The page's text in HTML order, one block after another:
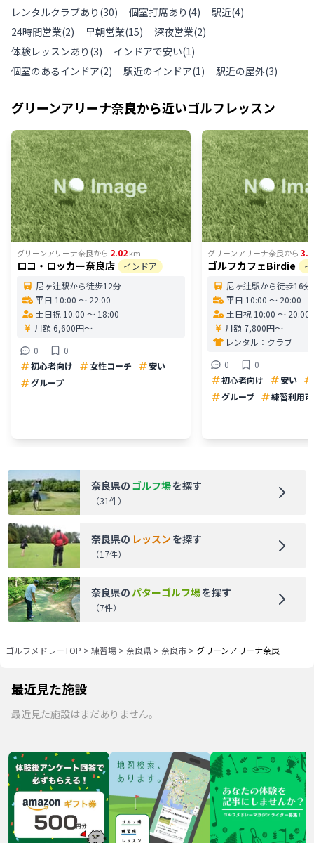
レンタルクラブあり (30) 個室打席あり (4) 駅近(4)
24時間営業(2) 早朝営業(15) 深夜営業(2)
体験レッスンあり (3) インドアで安い(1)
個室のあるインドア(2) 駅近のインドア(1) 駅近の屋外(3)
グリーンアリーナ奈良から近いゴルフレッスン
グリーンアリーナ奈良から 2.02km
ロコ・ロッカー奈良店
インドア
尼ヶ辻駅から徒歩12分
平日 10:00 〜 22:00
土日祝 10:00 〜 18:00
月額 6,600円〜
0
0
初心者向け
女性コーチ
安い
グループ
グリーンアリーナ奈良から
ゴルフカフェBirdie
尼ヶ辻駅から徒歩16分
平日 10:00 〜 20:00
土日祝 10:00 〜 20:00
月額 7,800円〜
レンタル： クラブ
0
0
初心者向け
安い
グループ
練習利用可
奈良県の ゴルフ場を探す
（31件）
奈良県の レッスンを探す
（17件）
奈良県の パターゴルフ場を探す
（7件）
ゴルフメドレーTOP > 練習場 > 奈良県 > 奈良市 > グリーンアリーナ奈良
最近見た施設
最近見た施設はまだありません。